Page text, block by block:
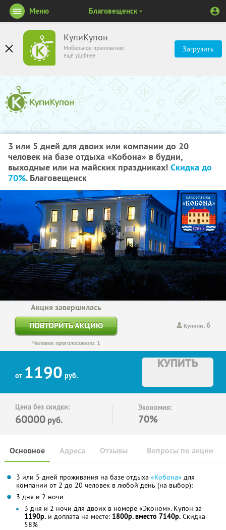
КупиКупон
Мобильное приложение
ещё удобнее
Загрузить
Меню Благовещенск
3 или 5 дней для двоих или компании до 20
человек на базе отдыха «Кобона» в будни,
выходные или на майских праздниках! Скидка до
70%. Благовещенск
Купили: 6
Акция завершилась
ПОВТОРИТЬ АКЦИЮ
Человек проголосовало: 1
от 1190 руб.
КУПИТЬ
Цена без скидки:
60000 руб.
Экономия:
70%
Основное Отзывы Вопросы по акции
Адреса
3 или 5 дней проживания на базе отдыха «Кобона» для
компании от 2 до 20 человек в любой день (на выбор):
3 дня и 2 ночи
3 дня и 2 ночи для двоих в номере «Эконом». Купон за
1190р. и доплата на месте: 1800р. вместо 7140р. Скидка
58%